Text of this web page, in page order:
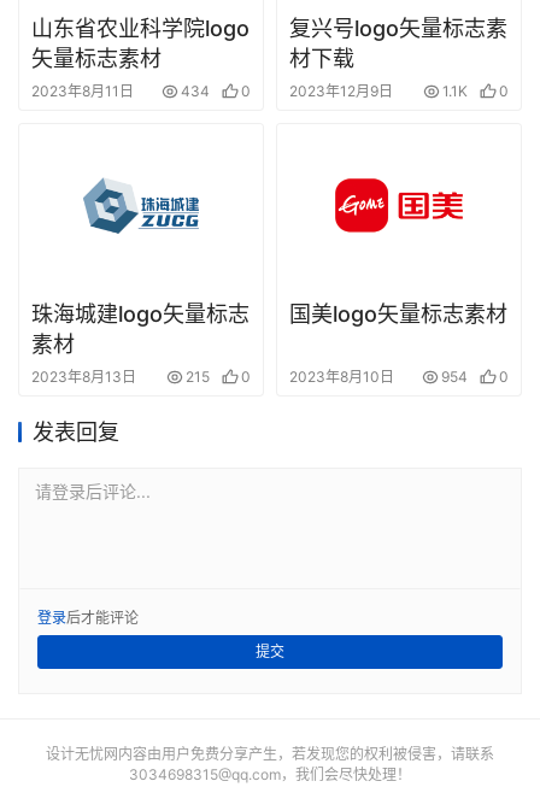
山东省农业科学院logo
矢量标志素材
2023年8月11日 434 0
复兴号logo矢量标志素
材下载
2023年12月9日 1.1K 0
珠海城建logo矢量标志
素材
2023年8月13日 215 0
国美logo矢量标志素材
2023年8月10日 954 0
发表回复
请登录后评论...
登录后才能评论
提交
设计无忧网内容由用户免费分享产生，若发现您的权利被侵害，请联系
3034698315@qq.com，我们会尽快处理！